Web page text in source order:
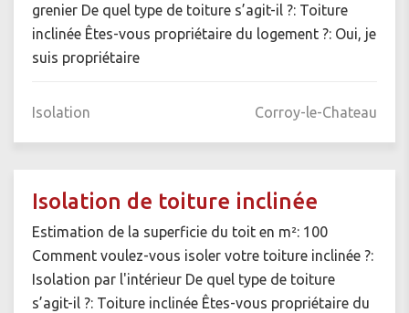
grenier De quel type de toiture s’agit-il ?: Toiture
inclinée Êtes-vous propriétaire du logement ?: Oui, je
suis propriétaire
Isolation Corroy-le-Chateau
Isolation de toiture inclinée
Estimation de la superficie du toit en m²: 100
Comment voulez-vous isoler votre toiture inclinée ?:
Isolation par l'intérieur De quel type de toiture
s’agit-il ?: Toiture inclinée Êtes-vous propriétaire du